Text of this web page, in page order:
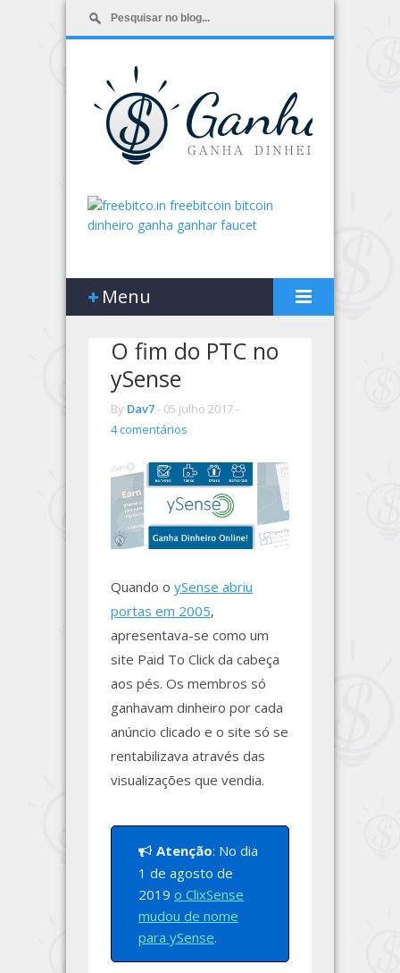
Menu
O fim do PTC no
ySense
By Dav7- 05 julho 2017 -
4 comentários
Quando o ySense abriu
portas em 2005,
apresentava-se como um
site Paid To Click da cabeça
aos pés. Os membros só
ganhavam dinheiro por cada
anúncio clicado e o site só se
rentabilizava através das
visualizações que vendia.
Atenção: No dia
1 de agosto de
2019 o ClixSense
mudou de nome
para ySense.